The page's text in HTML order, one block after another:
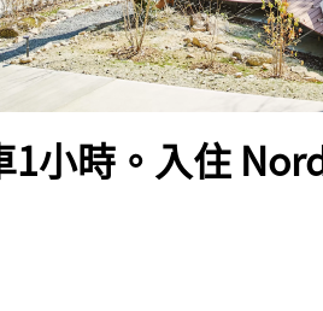
1小時。入住